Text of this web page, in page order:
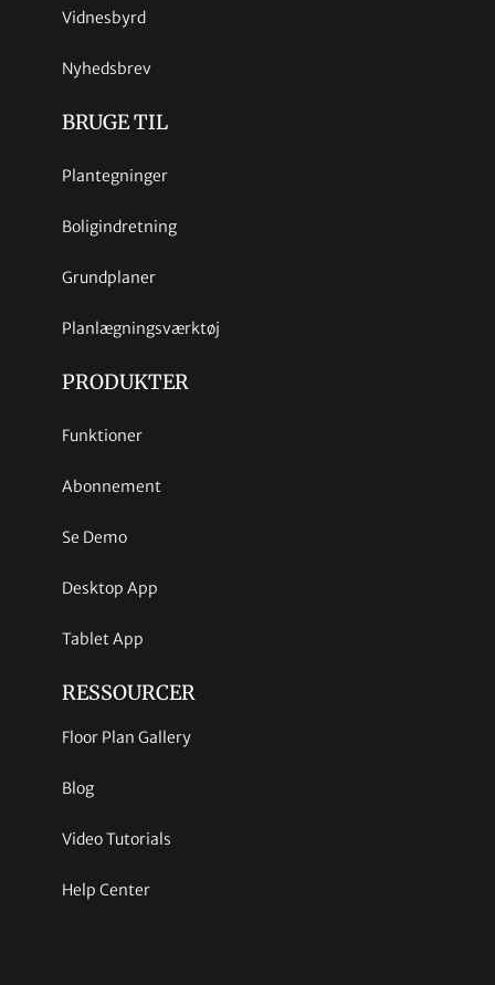
Vidnesbyrd
Nyhedsbrev
BRUGE TIL
Plantegninger
Boligindretning
Grundplaner
Planlægningsværktøj
PRODUKTER
Funktioner
Abonnement
Se Demo
Desktop App
Tablet App
RESSOURCER
Floor Plan Gallery
Blog
Video Tutorials
Help Center